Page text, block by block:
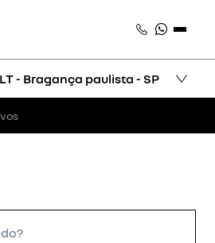
- Bragança paulista - SP